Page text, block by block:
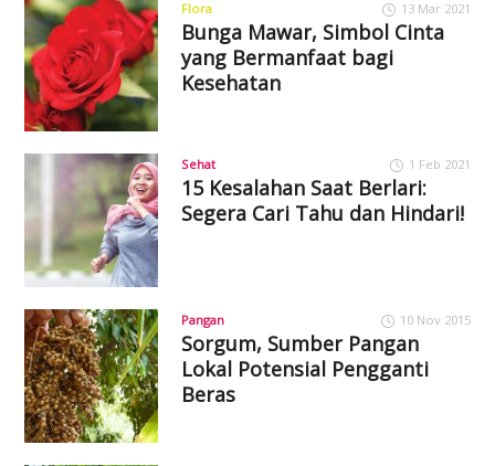
Flora 13 Mar 2021
Bunga Mawar, Simbol Cinta
yang Bermanfaat bagi
Kesehatan
Sehat 1 Feb 2021
15 Kesalahan Saat Berlari:
Segera Cari Tahu dan Hindari!
Pangan 10 Nov 2015
Sorgum, Sumber Pangan
Lokal Potensial Pengganti
Beras